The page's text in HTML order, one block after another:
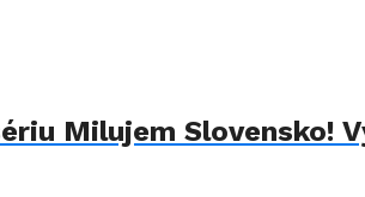
Milujem Slovensko!